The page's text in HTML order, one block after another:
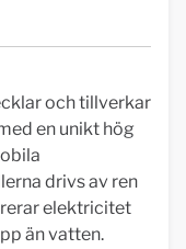
och tillverkar
en unikt hög
drivs av ren
elektricitet
än vatten.